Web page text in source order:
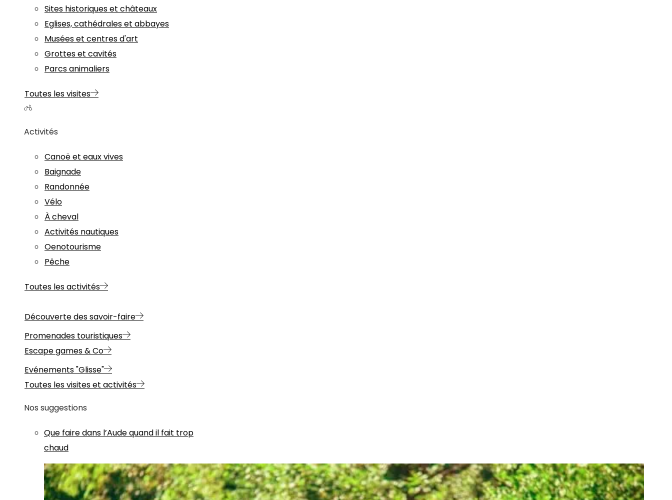
Sites historiques et châteaux
Eglises, cathédrales et abbayes
Musées et centres d'art
Grottes et cavités
Parcs animaliers
Toutes les visites
Activités
Canoë et eaux vives
Baignade
Randonnée
Vélo
À cheval
Activités nautiques
Oenotourisme
Pêche
Toutes les activités
Découverte des savoir-faire
Promenades touristiques
Escape games & Co
Evénements "Glisse"
Toutes les visites et activités
Nos suggestions
Que faire dans l’Aude quand il fait trop
chaud